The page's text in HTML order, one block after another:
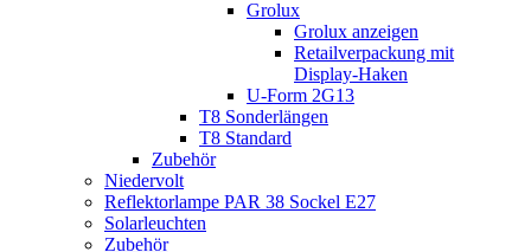
Grolux
Grolux anzeigen
Retailverpackung mit
Display-Haken
U-Form 2G13
T8 Sonderlängen
T8 Standard
Zubehör
Niedervolt
Reflektorlampe PAR 38 Sockel E27
Solarleuchten
Zubehör